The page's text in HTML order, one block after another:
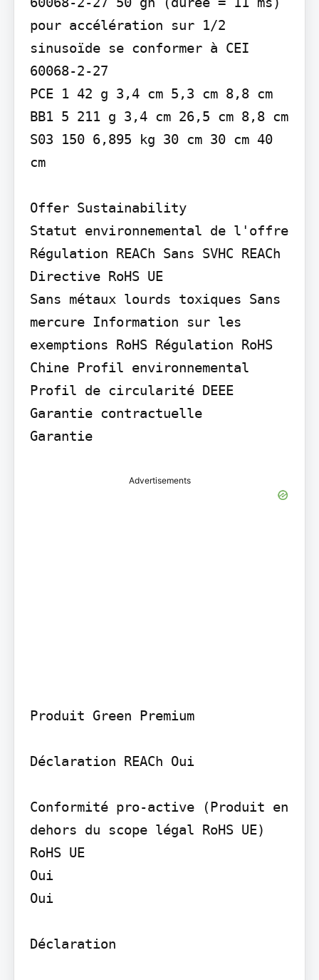
pour accélération sur 1/2
sinusoïde se conformer à CEI
60068-2-27
PCE 1 42 g 3,4 cm 5,3 cm 8,8 cm
BB1 5 211 g 3,4 cm 26,5 cm 8,8 cm
S03 150 6,895 kg 30 cm 30 cm 40
cm
Offer Sustainability
Statut environnemental de l'offre
Régulation REACh Sans SVHC REACh
Directive RoHS UE
Sans métaux lourds toxiques Sans
mercure Information sur les
exemptions RoHS Régulation RoHS
Chine Profil environnemental
Profil de circularité DEEE
Garantie contractuelle
Garantie
Advertisements
Produit Green Premium
Déclaration REACh Oui
Conformité pro-active (Produit en
dehors du scope légal RoHS UE)
RoHS UE
Oui
Oui
Déclaration